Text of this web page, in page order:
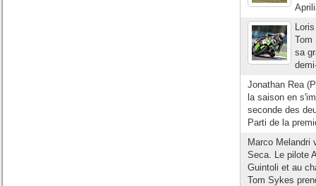
Tom
sa
Jonathan Rea
la saison en
seconde des
Parti de la
Marco Melandri
Seca. Le pilote
Guintoli et au
Tom Sykes